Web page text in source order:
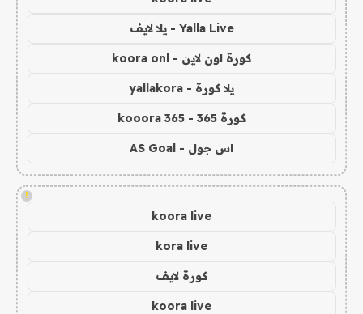
Yalla Live - يلا لايف
كورة اون لاين - koora onl
يلا كورة - yallakora
كورة 365 - kooora 365
اس جول - AS Goal
!
koora live
kora live
كورة لايف
koora live